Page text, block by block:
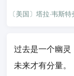
〔美国〕塔拉·韦斯特
过去是一个幽
未来才有分量。